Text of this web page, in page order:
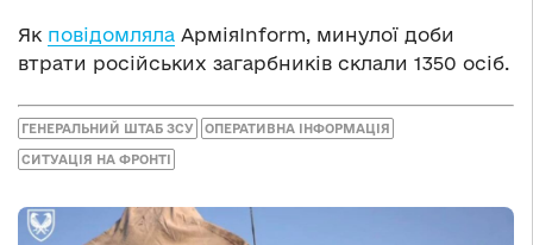
Як повідомляла АрміяInform, минулої доби
втрати російських загарбників склали 1350 осіб.
ГЕНЕРАЛЬНИЙ ШТАБ ЗСУ ОПЕРАТИВНА ІНФОРМАЦІЯ
СИТУАЦІЯ НА ФРОНТІ